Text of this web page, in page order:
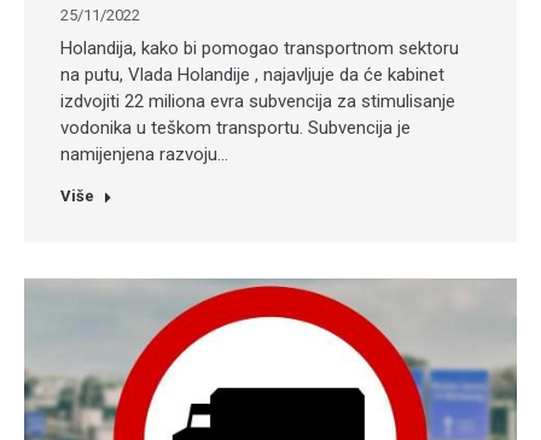
25/11/2022
Holandija, kako bi pomogao transportnom sektoru
na putu, Vlada Holandije , najavljuje da će kabinet
izdvojiti 22 miliona evra subvencija za stimulisanje
vodonika u teškom transportu. Subvencija je
namijenjena razvoju…
Više